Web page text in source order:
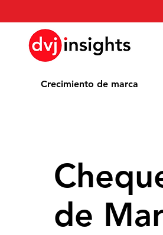
Crecimiento de marca
de